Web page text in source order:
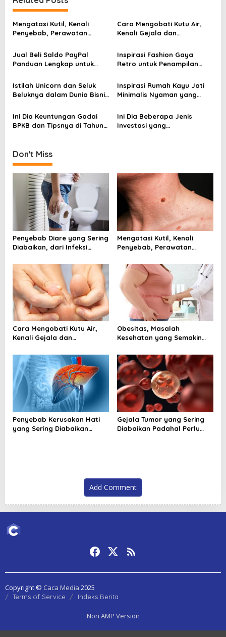
a
v
i
g
a
t
i
o
n
Mengatasi Kutil, Kenali
Penyebab, Perawatan
Dokter
Cara Mengobati Kutu Air,
Kenali Gejala dan
Sejak Awal
Jual Beli Saldo PayPal
Panduan Lengkap untuk
Digital
Inspirasi Fashion Gaya
Retro untuk Penampilan
Istilah Unicorn dan Seluk
Beluknya dalam Dunia Bisnis
Inspirasi Rumah Kayu Jati
Minimalis Nyaman yang
Ini Dia Keuntungan Gadai
BPKB dan Tipsnya di Tahun
Ini Dia Beberapa Jenis
Investasi yang
Don't Miss
Penyebab Diare yang Sering
Diabaikan, dari Infeksi
Mengatasi Kutil, Kenali
Penyebab, Perawatan
Dokter
Cara Mengobati Kutu Air,
Kenali Gejala dan
Sejak Awal
Obesitas, Masalah
Kesehatan yang Semakin
Modern
Penyebab Kerusakan Hati
yang Sering Diabaikan
Gejala Tumor yang Sering
Diabaikan Padahal Perlu
Add Comment
Copyright © Caca Media 2025
Terms of Service Indeks Berita
Non AMP Version